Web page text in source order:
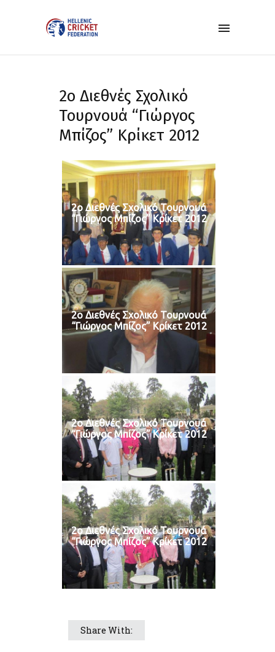
2ο Διεθνές Σχολικό
Τουρνουά “Γιώργος
Μπίζος” Κρίκετ 2012
2ο Διεθνές Σχολικό Τουρνουά
“Γιώργος Μπίζος” Κρίκετ 2012
2ο Διεθνές Σχολικό Τουρνουά
“Γιώργος Μπίζος” Κρίκετ 2012
2ο Διεθνές Σχολικό Τουρνουά
“Γιώργος Μπίζος” Κρίκετ 2012
2ο Διεθνές Σχολικό Τουρνουά
“Γιώργος Μπίζος” Κρίκετ 2012
Share With: